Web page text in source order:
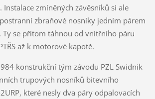
zmíněných závěsníků si ale
zbraňové nosníky jedním párem
Ty se přitom táhnou od vnitřního páru
až k motorové kapotě.
konstrukční tým závodu PZL Swidnik
trupových nosníků bitevního
které nesly dva páry odpalovacích